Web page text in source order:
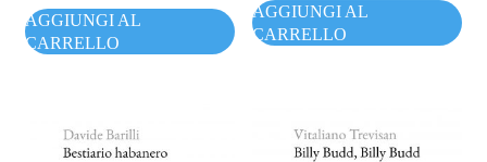
AGGIUNGI AL
CARRELLO
AGGIUNGI AL
CARRELLO